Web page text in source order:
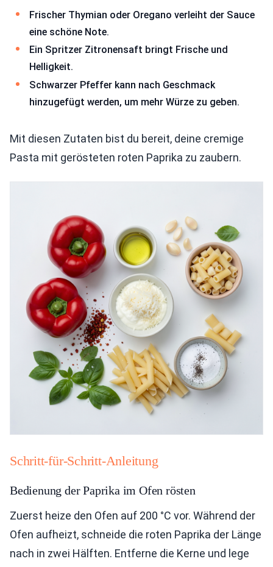
Frischer Thymian oder Oregano verleiht der Sauce
eine schöne Note.
Ein Spritzer Zitronensaft bringt Frische und
Helligkeit.
Schwarzer Pfeffer kann nach Geschmack
hinzugefügt werden, um mehr Würze zu geben.
Mit diesen Zutaten bist du bereit, deine cremige
Pasta mit gerösteten roten Paprika zu zaubern.
Schritt-für-Schritt-Anleitung
Bedienung der Paprika im Ofen rösten
Zuerst heize den Ofen auf 200 °C vor. Während der
Ofen aufheizt, schneide die roten Paprika der Länge
nach in zwei Hälften. Entferne die Kerne und lege